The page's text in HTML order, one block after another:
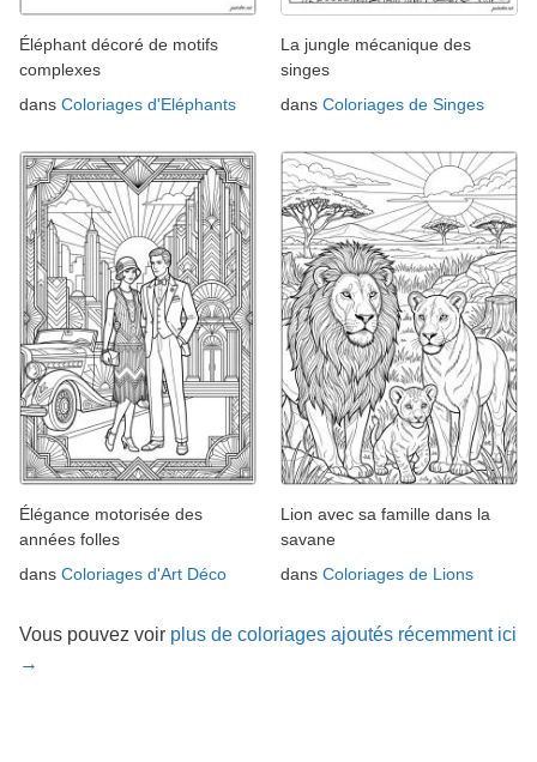
Éléphant décoré de motifs
complexes
dans Coloriages d'Eléphants
La jungle mécanique des
singes
dans Coloriages de Singes
Élégance motorisée des
années folles
dans Coloriages d'Art Déco
Lion avec sa famille dans la
savane
dans Coloriages de Lions
Vous pouvez voir plus de coloriages ajoutés récemment ici
→